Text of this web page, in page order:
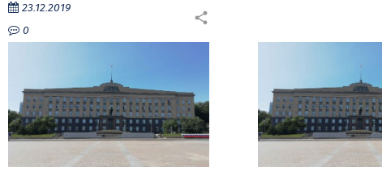
23.12.2019
0